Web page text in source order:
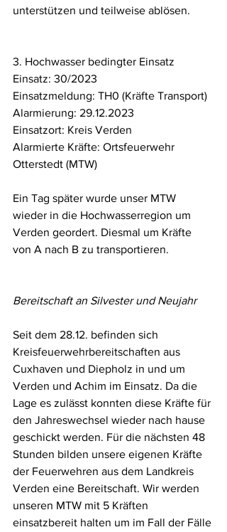
unterstützen und teilweise ablösen.
3. Hochwasser bedingter Einsatz
Einsatz: 30/2023
Einsatzmeldung: TH0 (Kräfte Transport)
Alarmierung: 29.12.2023
Einsatzort: Kreis Verden
Alarmierte Kräfte: Ortsfeuerwehr
Otterstedt (MTW)
Ein Tag später wurde unser MTW
wieder in die Hochwasserregion um
Verden geordert. Diesmal um Kräfte
von A nach B zu transportieren.
Bereitschaft an Silvester und Neujahr
Seit dem 28.12. befinden sich
Kreisfeuerwehrbereitschaften aus
Cuxhaven und Diepholz in und um
Verden und Achim im Einsatz. Da die
Lage es zulässt konnten diese Kräfte für
den Jahreswechsel wieder nach hause
geschickt werden. Für die nächsten 48
Stunden bilden unsere eigenen Kräfte
der Feuerwehren aus dem Landkreis
Verden eine Bereitschaft. Wir werden
unseren MTW mit 5 Kräften
einsatzbereit halten um im Fall der Fälle